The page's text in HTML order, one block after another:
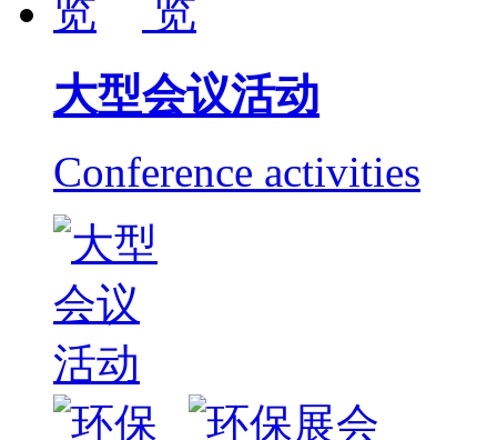
大型会议活动
Conference activities